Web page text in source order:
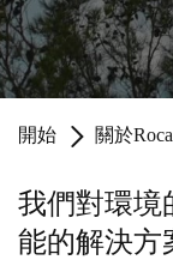
開始 關於
我們對環境
能的解決方